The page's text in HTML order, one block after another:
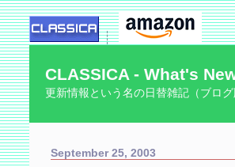
CLASSICA - What's
更新情報という名の日替雑記（ブログ
September 25, 2003